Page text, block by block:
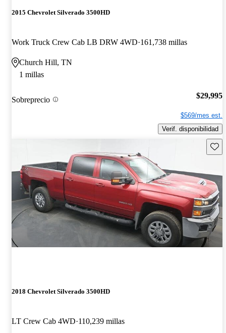
2015 Chevrolet Silverado 3500HD
Work Truck Crew Cab LB DRW 4WD 161,738 millas
Church Hill, TN
1 millas
Sobreprecio $29,995
$569/mes est.
Verif. disponibilidad
2018 Chevrolet Silverado 3500HD
LT Crew Cab 4WD 110,239 millas